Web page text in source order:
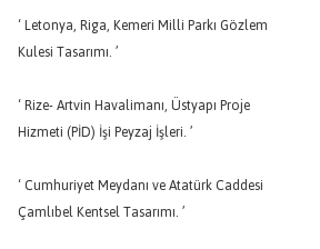
‘ Letonya, Riga, Kemeri Milli Parkı Gözlem
Kulesi Tasarımı. ’
‘ Rize- Artvin Havalimanı, Üstyapı Proje
Hizmeti (PİD) İşi Peyzaj İşleri. ’
‘ Cumhuriyet Meydanı ve Atatürk Caddesi
Çamlıbel Kentsel Tasarımı. ’